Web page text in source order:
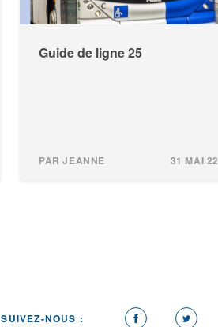
Guide de ligne 25
PAR JEANNE 31 MAI 22
SUIVEZ-NOUS :